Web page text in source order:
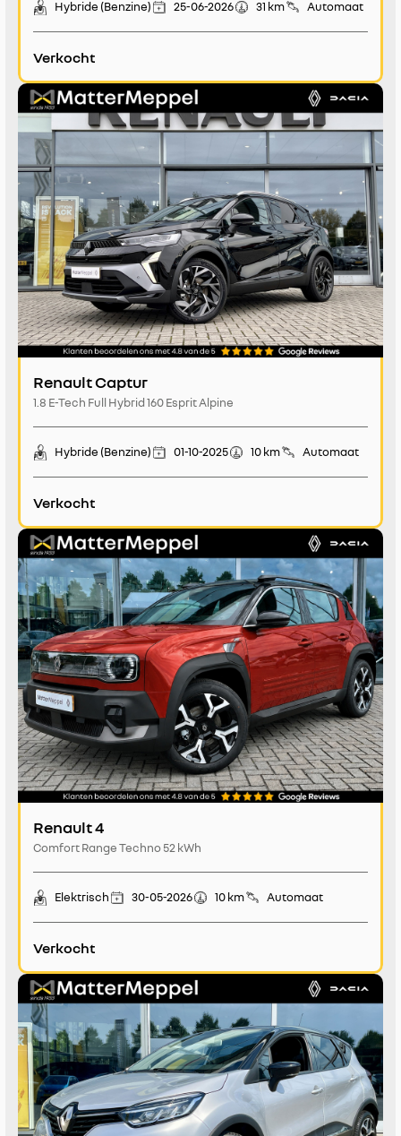
Hybride (Benzine) 25-06-2026 31 km Automaat
Verkocht
Renault Captur
1.8 E-Tech Full Hybrid 160 Esprit Alpine
Hybride (Benzine) 01-10-2025 10 km Automaat
Verkocht
Renault 4
Comfort Range Techno 52 kWh
Elektrisch 30-05-2026 10 km Automaat
Verkocht